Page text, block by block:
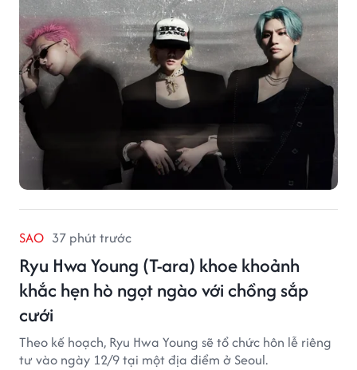
SAO 37 phút trước
Ryu Hwa Young (T-ara) khoe khoảnh
khắc hẹn hò ngọt ngào với chồng sắp
cưới
Theo kế hoạch, Ryu Hwa Young sẽ tổ chức hôn lễ riêng
tư vào ngày 12/9 tại một địa điểm ở Seoul.